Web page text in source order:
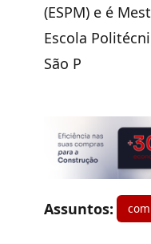
(ESPM) e é
Escola
São P
Assuntos: